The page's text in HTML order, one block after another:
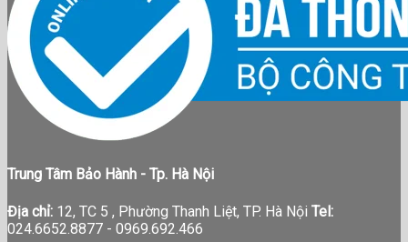
Tin tức báo chí
Trung Tâm Bảo Hành - Tp. Hà Nội
Địa chỉ: 12, TC 5 , Phường Thanh Liệt, TP. Hà Nội Tel:
024.6652.8877 - 0969.692.466